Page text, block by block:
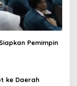
Pemimpin
ke Daerah